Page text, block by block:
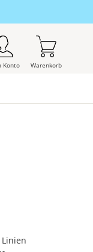
Konto Warenkorb
Linien